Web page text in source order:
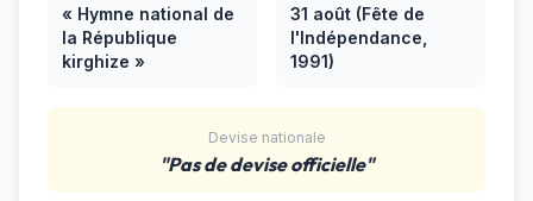
« Hymne national de
la République
kirghize »
31 août (Fête de
l'Indépendance,
1991)
Devise nationale
"Pas de devise officielle"